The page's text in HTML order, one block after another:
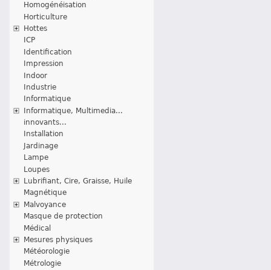
Homogénéisation
Horticulture
Hottes
ICP
Identification
Impression
Indoor
Industrie
Informatique
Informatique, Multimedia...
innovants...
Installation
Jardinage
Lampe
Loupes
Lubrifiant, Cire, Graisse, Huile
Magnétique
Malvoyance
Masque de protection
Médical
Mesures physiques
Météorologie
Métrologie